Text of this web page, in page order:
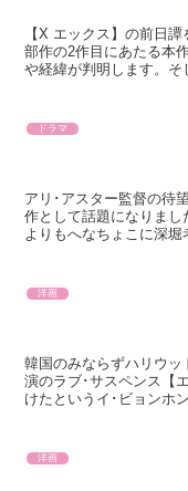
【X エックス】の前日
部作の2作目にあたる本
や経緯が判明します。そ
ドラマ
アリ･アスター監督の待
作として話題になりまし
よりもへなちょこに深堀
洋画
韓国のみならずハリウ
演のラブ･サスペンス【
けたというイ･ビョンホ
洋画